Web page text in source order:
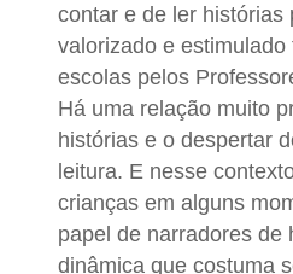
contar e de ler histórias
valorizado e estimulado
escolas pelos
Há uma relação muito
histórias e o despertar
leitura. E nesse
crianças em alguns
papel de narradores de
dinâmica que costuma